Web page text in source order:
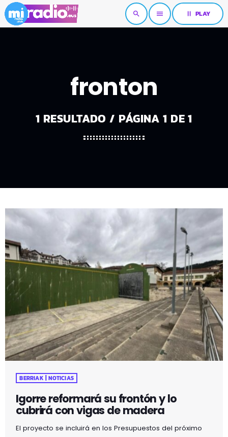
search menu pause PLAY
fronton
1 RESULTADO / PÁGINA 1 DE 1
BERRIAK | NOTICIAS
Igorre reformará su frontón y lo
cubrirá con vigas de madera
El proyecto se incluirá en los Presupuestos del próximo